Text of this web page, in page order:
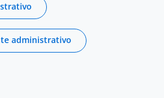
administrativo